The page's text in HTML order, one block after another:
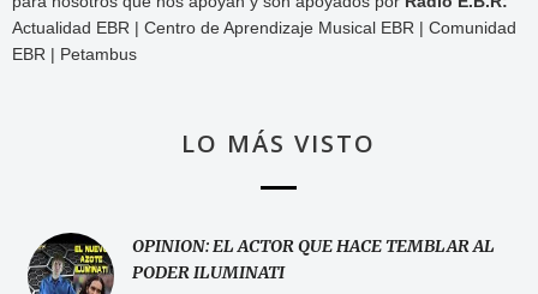
Actualidad EBR | Centro de Aprendizaje Musical EBR | Comunidad
EBR | Petambus
LO MÁS VISTO
OPINION: EL ACTOR QUE HACE TEMBLAR AL
PODER ILUMINATI